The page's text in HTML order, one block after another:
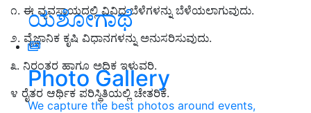
ಯಶೋಗಾಥೆ
Photo Gallery
We capture the best photos around events,
೧. ಈ ವ್ಯವಸಾಯದಲ್ಲಿ ವಿವಿಧ ಬೆಳೆಗಳನ್ನು ಬೆಳೆಯಲಾಗುವುದು.
೨. ವೈಜ್ಞಾನಿಕ ಕೃಷಿ ವಿಧಾನಗಳನ್ನು ಅನುಸರಿಸುವುದು.
೩. ನಿರಂತರ ಹಾಗೂ ಅಧಿಕ ಇಳುವರಿ.
೪ ರೈತರ ಆರ್ಥಿಕ ಪರಿಸ್ಥಿತಿಯಲ್ಲಿ ಚೇತರಿಕೆ.